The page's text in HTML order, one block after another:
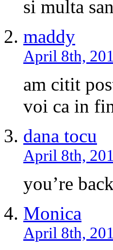
si multa
maddy
April 8th,
am citit
voi ca in
dana tocu
April 8th,
you’re
Monica
April 8th,